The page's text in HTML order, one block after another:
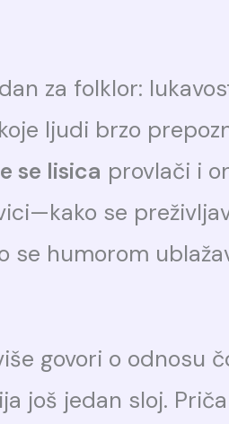
za folklor:
ljudi brzo
se lisica provlači i
se
se humorom
govori o odnosu
još jedan sloj.